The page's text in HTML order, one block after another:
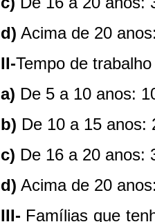
d) Acima de 20
II-Tempo de
a) De 5 a 10 anos:
b) De 10 a 15 anos:
c) De 16 a 20 anos:
d) Acima de 20
III- Famílias que